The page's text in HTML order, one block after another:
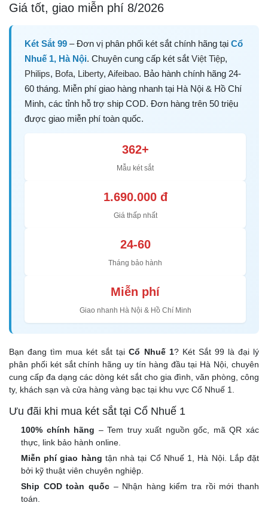
Giá tốt, giao miễn phí 8/2026
Két Sắt 99 – Đơn vị phân phối két sắt chính hãng tại Cổ
Nhuế 1, Hà Nội. Chuyên cung cấp két sắt Việt Tiệp,
Philips, Bofa, Liberty, Aifeibao. Bảo hành chính hãng 24-
60 tháng. Miễn phí giao hàng nhanh tại Hà Nội & Hồ Chí
Minh, các tỉnh hỗ trợ ship COD. Đơn hàng trên 50 triệu
được giao miễn phí toàn quốc.
362+
Mẫu két sắt
1.690.000 đ
Giá thấp nhất
24-60
Tháng bảo hành
Miễn phí
Giao nhanh Hà Nội & Hồ Chí Minh
Bạn đang tìm mua két sắt tạiCổ Nhuế 1? Két Sắt 99 là đại lý
phân phối két sắt chính hãng uy tín hàng đầu tại Hà Nội, chuyên
cung cấp đa dạng các dòng két sắt cho gia đình, văn phòng, công
ty, khách sạn và cửa hàng vàng bạc tại khu vực Cổ Nhuế 1.
Ưu đãi khi mua két sắt tại Cổ Nhuế 1
100% chính hãng – Tem truy xuất nguồn gốc, mã QR xác
thực, link bảo hành online.
Miễn phí giao hàng tận nhà tại Cổ Nhuế 1, Hà Nội. Lắp đặt
bởi kỹ thuật viên chuyên nghiệp.
Ship COD toàn quốc– Nhận hàng kiểm tra rồi mới thanh
toán.